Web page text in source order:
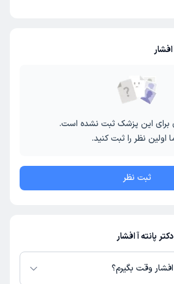
برای این پزشک ثبت نشده است.
اولین نظر را ثبت کنید.
ثبت نظر
پانته آ افشار
افشار وقت بگیرم؟